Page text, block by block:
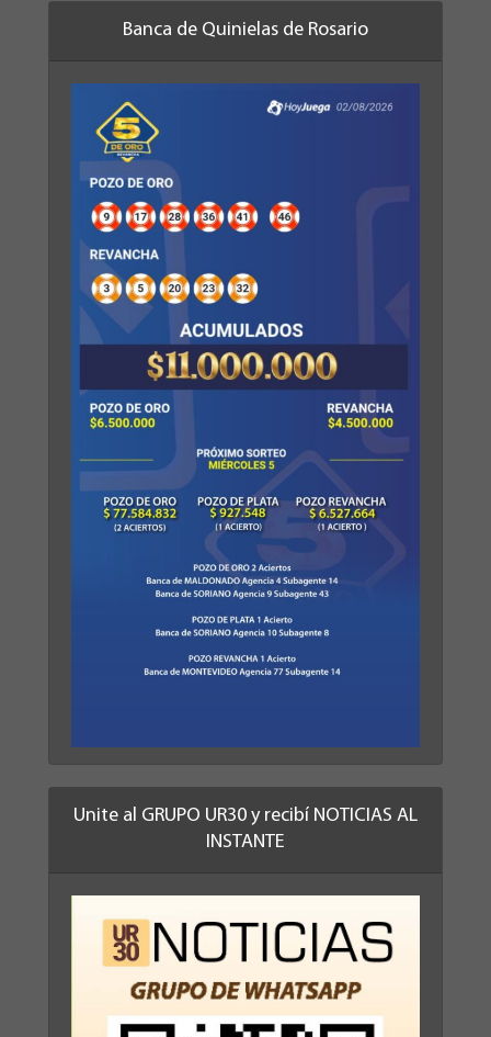
Banca de Quinielas de Rosario
Unite al GRUPO UR30 y recibí NOTICIAS AL
INSTANTE